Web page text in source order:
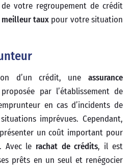
votre regroupement de crédit
meilleur tauxpour votre situation
d’un crédit, une assurance
par l’établissement de
en cas d’incidents de
imprévues. Cependant,
un coût important pour
le rachat de crédits, il est
prêts en un seul et renégocier